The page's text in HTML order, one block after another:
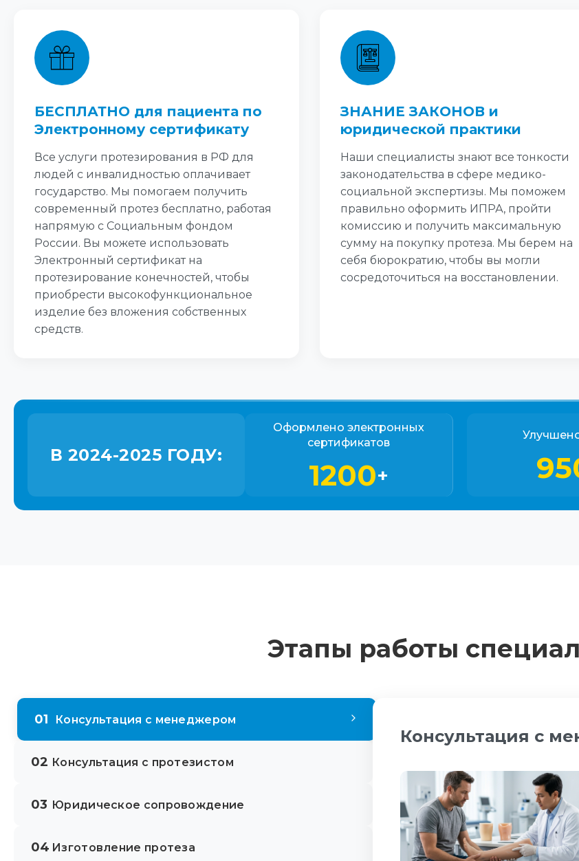
БЕСПЛАТНО для пациента по
Электронному сертификату
Все услуги протезирования в РФ для
людей с инвалидностью оплачивает
государство. Мы помогаем получить
современный протез бесплатно, работая
напрямую с Социальным фондом
России. Вы можете использовать
Электронный сертификат на
протезирование конечностей, чтобы
приобрести высокофункциональное
изделие без вложения собственных
средств.
ЗНАНИЕ ЗАКОНОВ и
юридической практики
Наши специалисты знают все тонкости
законодательства в сфере медико-
социальной экспертизы. Мы поможем
правильно оформить ИПРА, пройти
комиссию и получить максимальную
сумму на покупку протеза. Мы берем на
себя бюрократию, чтобы вы могли
сосредоточиться на восстановлении.
В 2024-2025 ГОДУ:
Оформлено электронных
сертификатов
1200+
Этапы работы
01 Консультация с менеджером
02 Консультация с протезистом
03 Юридическое сопровождение
04 Изготовление протеза
Консультация с